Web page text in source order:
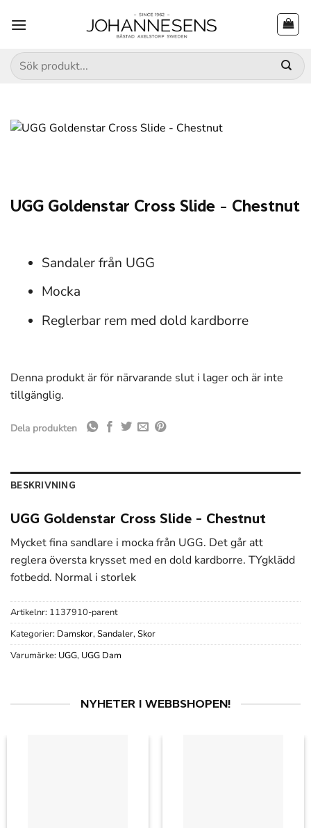
Sök
efter:
UGG Goldenstar Cross Slide – Chestnut
Sandaler från UGG
Mocka
Reglerbar rem med dold kardborre
Denna produkt är för närvarande slut i lager och är inte
tillgänglig.
Dela produkten
BESKRIVNING
UGG Goldenstar Cross Slide – Chestnut
Mycket fina sandlare i mocka från UGG. Det går att
reglera översta krysset med en dold kardborre. TYgklädd
fotbedd. Normal i storlek
Artikelnr: 1137910-parent
Kategorier: Damskor, Sandaler, Skor
Varumärke: UGG, UGG Dam
NYHETER I WEBBSHOPEN!